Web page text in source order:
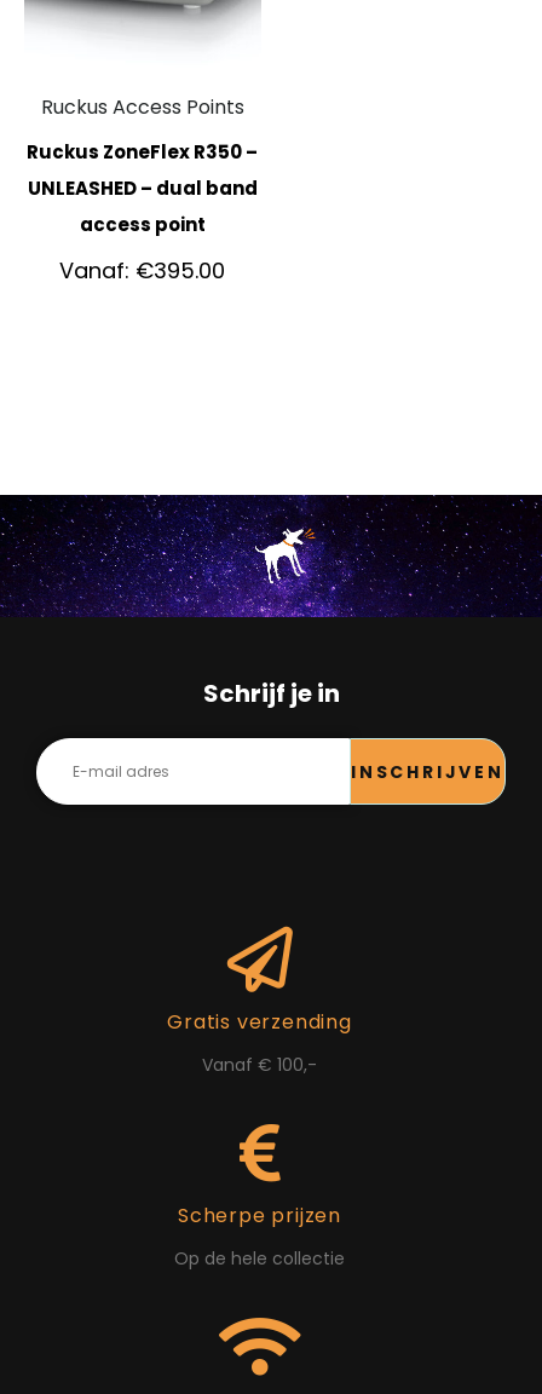
Ruckus Access Points
Ruckus ZoneFlex R350 –
UNLEASHED – dual band
access point
Vanaf: €395.00
Schrijf je in
INSCHRIJVEN
Gratis verzending
Vanaf € 100,-
Scherpe prijzen
Op de hele collectie